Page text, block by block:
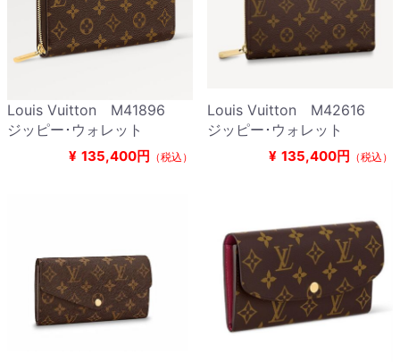
Louis Vuitton M41896
ジッピー･ウォレット
¥ 135,400円 （税込）
Louis Vuitton M42616
ジッピー･ウォレット
¥ 135,400円 （税込）